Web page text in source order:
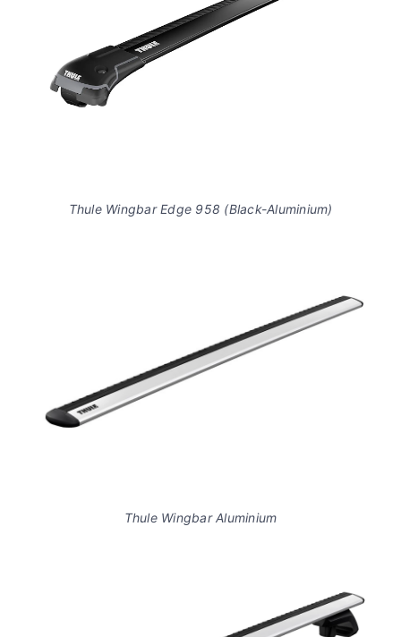
Thule Wingbar Edge 958 (Black-Aluminium)
Thule Wingbar Aluminium